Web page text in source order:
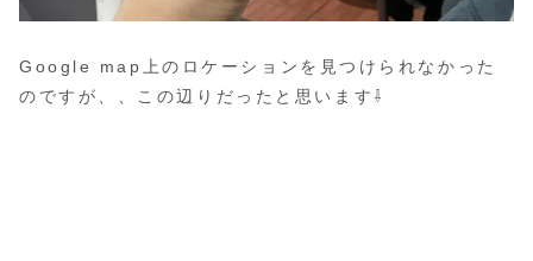
Google map上のロケーションを見つけられなかった
のですが、、この辺りだったと思います⇩